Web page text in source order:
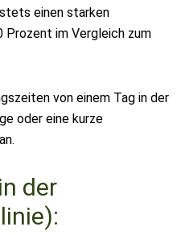
einen starken
Prozent im Vergleich zum
von einem Tag in der
oder eine kurze
der